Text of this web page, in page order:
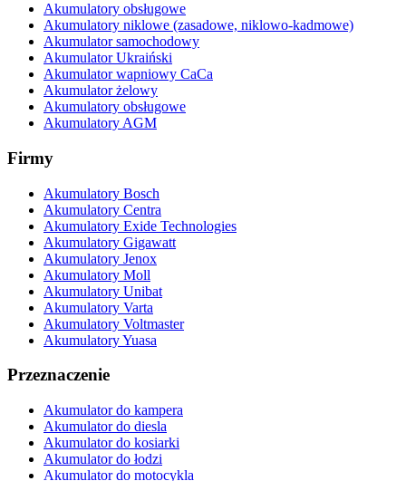
Akumulatory obsługowe
Akumulatory niklowe (zasadowe, niklowo-kadmowe)
Akumulator samochodowy
Akumulator Ukraiński
Akumulator wapniowy CaCa
Akumulator żelowy
Akumulatory obsługowe
Akumulatory AGM
Firmy
Akumulatory Bosch
Akumulatory Centra
Akumulatory Exide Technologies
Akumulatory Gigawatt
Akumulatory Jenox
Akumulatory Moll
Akumulatory Unibat
Akumulatory Varta
Akumulatory Voltmaster
Akumulatory Yuasa
Przeznaczenie
Akumulator do kampera
Akumulator do diesla
Akumulator do kosiarki
Akumulator do łodzi
Akumulator do motocykla